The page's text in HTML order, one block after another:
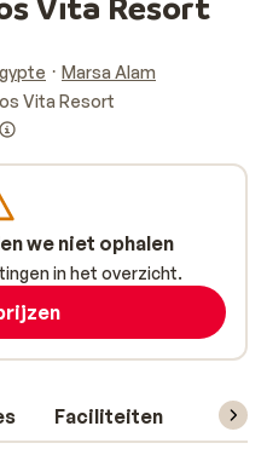
Marsa Alam
Vita Resort
Faciliteiten
we niet ophalen
in het overzicht.